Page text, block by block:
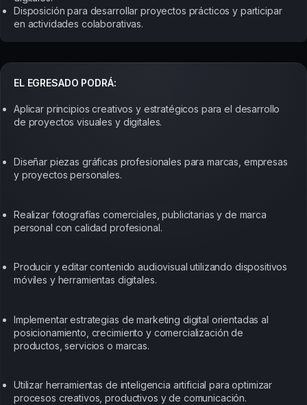
Disposición para desarrollar proyectos prácticos y participar
en actividades colaborativas.
EL EGRESADO PODRÁ:
Aplicar principios creativos y estratégicos para el desarrollo
de proyectos visuales y digitales.
Diseñar piezas gráficas profesionales para marcas, empresas
y proyectos personales.
Realizar fotografías comerciales, publicitarias y de marca
personal con calidad profesional.
Producir y editar contenido audiovisual utilizando dispositivos
móviles y herramientas digitales.
Implementar estrategias de marketing digital orientadas al
posicionamiento, crecimiento y comercialización de
productos, servicios o marcas.
Utilizar herramientas de inteligencia artificial para optimizar
procesos creativos, productivos y de comunicación.